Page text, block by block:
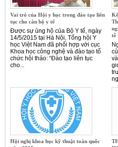
Vai trò của Hội y học trong đào tạo liên
tục cho cán bộ y tế
Được sự ủng hộ của Bộ Y tế, ngày
14/5/2015 tại Hà Nội, Tổng hội Y
học Việt Nam đã phối hợp với cục
Khoa học công nghệ và đào tạo tổ
chức hội thảo: “Đào tạo liên tục
cho...
tễ
Hội nghị khoa học kỹ thuật toàn quốc